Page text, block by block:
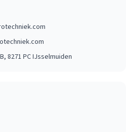
, 8271 PCIJsselmuiden